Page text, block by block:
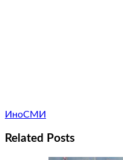
ИноСМИ
Related Posts